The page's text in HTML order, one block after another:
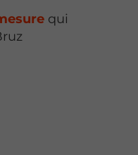
qui